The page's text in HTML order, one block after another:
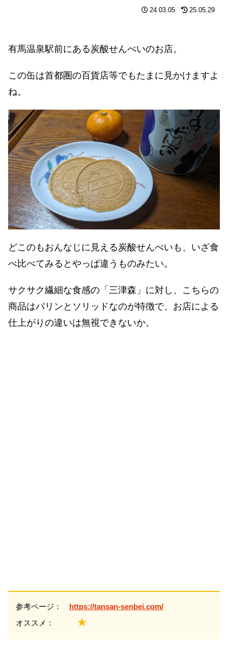
24.03.05 25.05.29
有馬温泉駅前にある炭酸せんべいのお店。
この缶は首都圏の百貨店等でもたまに見かけますよ
ね。
どこのもおんなじに見える炭酸せんべいも、いざ食
べ比べてみるとやっぱ違うものみたい。
サクサク繊細な食感の「三津森」に対し、こちらの
商品はパリンとソリッドなのが特徴で、お店による
仕上がりの違いは無視できないか。
参考ページ：
https://tansan-senbei.com/
オススメ： ★